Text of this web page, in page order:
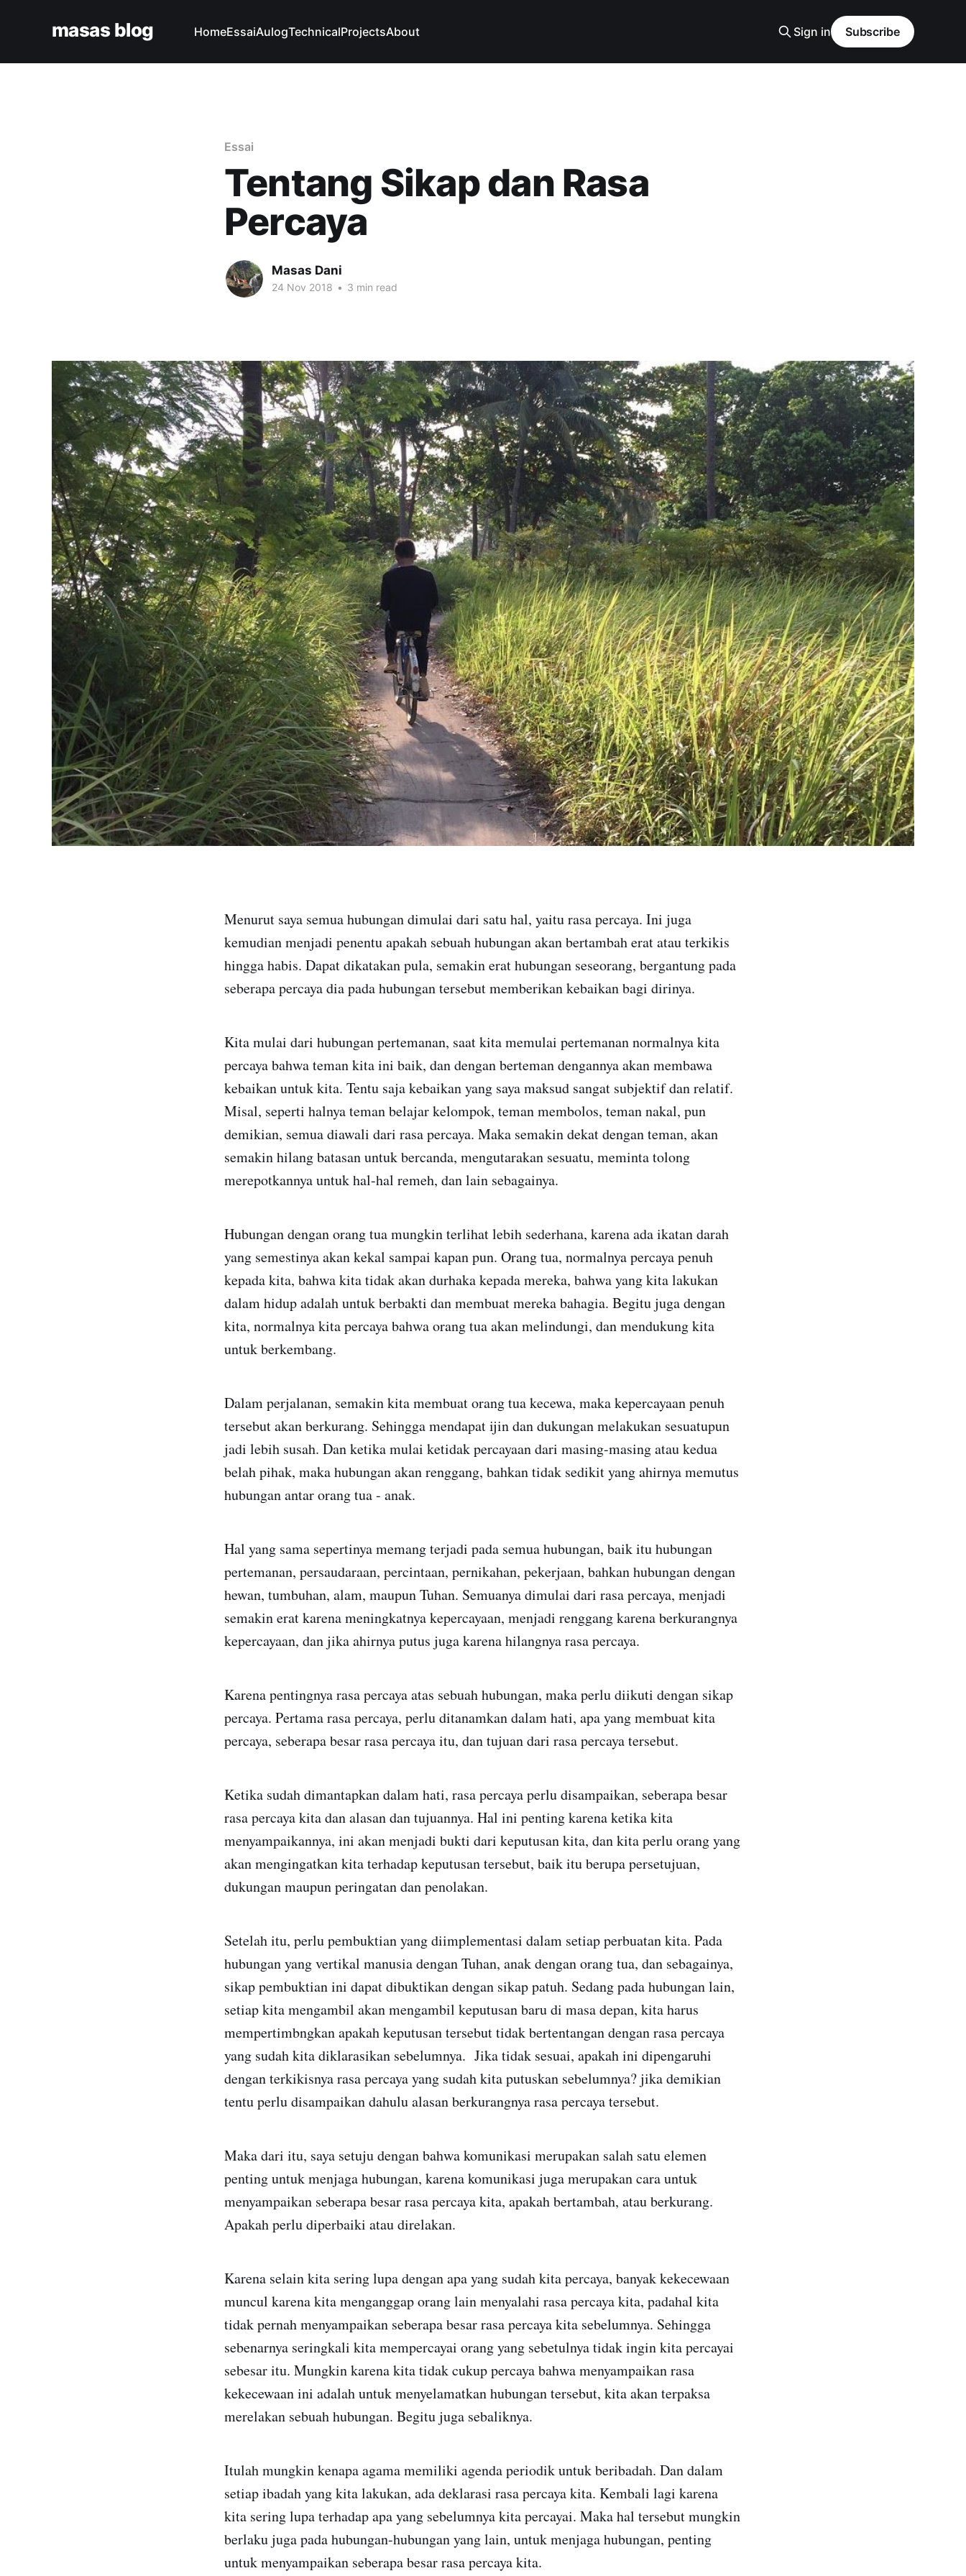
masas blog HomeEssaiAulogTechnicalProjectsAbout Sign in Subscribe
Essai
Tentang Sikap dan Rasa
Percaya
Masas Dani
24 Nov 2018 • 3 min read
Menurut saya semua hubungan dimulai dari satu hal, yaitu rasa percaya. Ini juga
kemudian menjadi penentu apakah sebuah hubungan akan bertambah erat atau terkikis
hingga habis. Dapat dikatakan pula, semakin erat hubungan seseorang, bergantung pada
seberapa percaya dia pada hubungan tersebut memberikan kebaikan bagi dirinya.
Kita mulai dari hubungan pertemanan, saat kita memulai pertemanan normalnya kita
percaya bahwa teman kita ini baik, dan dengan berteman dengannya akan membawa
kebaikan untuk kita. Tentu saja kebaikan yang saya maksud sangat subjektif dan relatif.
Misal, seperti halnya teman belajar kelompok, teman membolos, teman nakal, pun
demikian, semua diawali dari rasa percaya. Maka semakin dekat dengan teman, akan
semakin hilang batasan untuk bercanda, mengutarakan sesuatu, meminta tolong
merepotkannya untuk hal-hal remeh, dan lain sebagainya.
Hubungan dengan orang tua mungkin terlihat lebih sederhana, karena ada ikatan darah
yang semestinya akan kekal sampai kapan pun. Orang tua, normalnya percaya penuh
kepada kita, bahwa kita tidak akan durhaka kepada mereka, bahwa yang kita lakukan
dalam hidup adalah untuk berbakti dan membuat mereka bahagia. Begitu juga dengan
kita, normalnya kita percaya bahwa orang tua akan melindungi, dan mendukung kita
untuk berkembang.
Dalam perjalanan, semakin kita membuat orang tua kecewa, maka kepercayaan penuh
tersebut akan berkurang. Sehingga mendapat ijin dan dukungan melakukan sesuatupun
jadi lebih susah. Dan ketika mulai ketidak percayaan dari masing-masing atau kedua
belah pihak, maka hubungan akan renggang, bahkan tidak sedikit yang ahirnya memutus
hubungan antar orang tua - anak.
Hal yang sama sepertinya memang terjadi pada semua hubungan, baik itu hubungan
pertemanan, persaudaraan, percintaan, pernikahan, pekerjaan, bahkan hubungan dengan
hewan, tumbuhan, alam, maupun Tuhan. Semuanya dimulai dari rasa percaya, menjadi
semakin erat karena meningkatnya kepercayaan, menjadi renggang karena berkurangnya
kepercayaan, dan jika ahirnya putus juga karena hilangnya rasa percaya.
Karena pentingnya rasa percaya atas sebuah hubungan, maka perlu diikuti dengan sikap
percaya. Pertama rasa percaya, perlu ditanamkan dalam hati, apa yang membuat kita
percaya, seberapa besar rasa percaya itu, dan tujuan dari rasa percaya tersebut.
Ketika sudah dimantapkan dalam hati, rasa percaya perlu disampaikan, seberapa besar
rasa percaya kita dan alasan dan tujuannya. Hal ini penting karena ketika kita
menyampaikannya, ini akan menjadi bukti dari keputusan kita, dan kita perlu orang yang
akan mengingatkan kita terhadap keputusan tersebut, baik itu berupa persetujuan,
dukungan maupun peringatan dan penolakan.
Setelah itu, perlu pembuktian yang diimplementasi dalam setiap perbuatan kita. Pada
hubungan yang vertikal manusia dengan Tuhan, anak dengan orang tua, dan sebagainya,
sikap pembuktian ini dapat dibuktikan dengan sikap patuh. Sedang pada hubungan lain,
setiap kita mengambil akan mengambil keputusan baru di masa depan, kita harus
mempertimbngkan apakah keputusan tersebut tidak bertentangan dengan rasa percaya
yang sudah kita diklarasikan sebelumnya. Jika tidak sesuai, apakah ini dipengaruhi
dengan terkikisnya rasa percaya yang sudah kita putuskan sebelumnya? jika demikian
tentu perlu disampaikan dahulu alasan berkurangnya rasa percaya tersebut.
Maka dari itu, saya setuju dengan bahwa komunikasi merupakan salah satu elemen
penting untuk menjaga hubungan, karena komunikasi juga merupakan cara untuk
menyampaikan seberapa besar rasa percaya kita, apakah bertambah, atau berkurang.
Apakah perlu diperbaiki atau direlakan.
Karena selain kita sering lupa dengan apa yang sudah kita percaya, banyak kekecewaan
muncul karena kita menganggap orang lain menyalahi rasa percaya kita, padahal kita
tidak pernah menyampaikan seberapa besar rasa percaya kita sebelumnya. Sehingga
sebenarnya seringkali kita mempercayai orang yang sebetulnya tidak ingin kita percayai
sebesar itu. Mungkin karena kita tidak cukup percaya bahwa menyampaikan rasa
kekecewaan ini adalah untuk menyelamatkan hubungan tersebut, kita akan terpaksa
merelakan sebuah hubungan. Begitu juga sebaliknya.
Itulah mungkin kenapa agama memiliki agenda periodik untuk beribadah. Dan dalam
setiap ibadah yang kita lakukan, ada deklarasi rasa percaya kita. Kembali lagi karena
kita sering lupa terhadap apa yang sebelumnya kita percayai. Maka hal tersebut mungkin
berlaku juga pada hubungan-hubungan yang lain, untuk menjaga hubungan, penting
untuk menyampaikan seberapa besar rasa percaya kita.